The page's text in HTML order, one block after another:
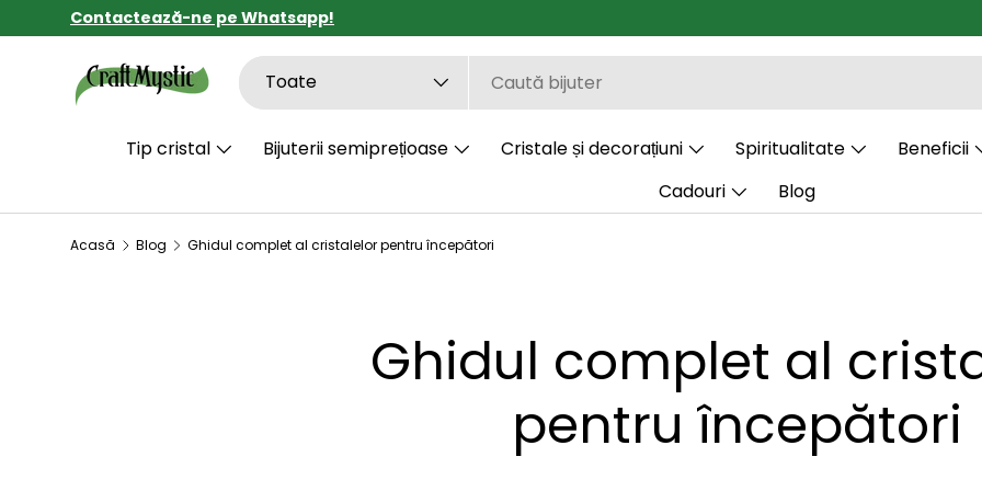
SARI LA CONȚINUT
Contactează-ne pe Whatsapp!
Căutare
Tipul de produs
Toate
Tip cristal Bijuterii semiprețioase Cristale și decorațiuni Spiritualitate Beneficii
Cadouri
Blog
Acasă Blog Ghidul complet al cristalelor pentru începători
Ghidul complet al
pentru începători